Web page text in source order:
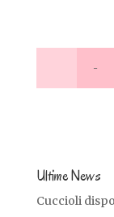
-
Ultime News
Cuccioli